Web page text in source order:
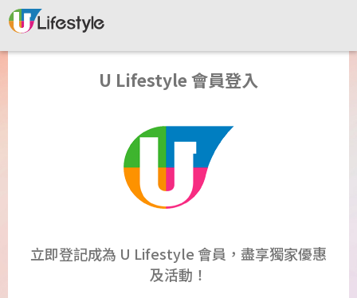
U Lifestyle 會員登入
立即登記成為 U Lifestyle 會員，盡享獨家優惠
及活動！